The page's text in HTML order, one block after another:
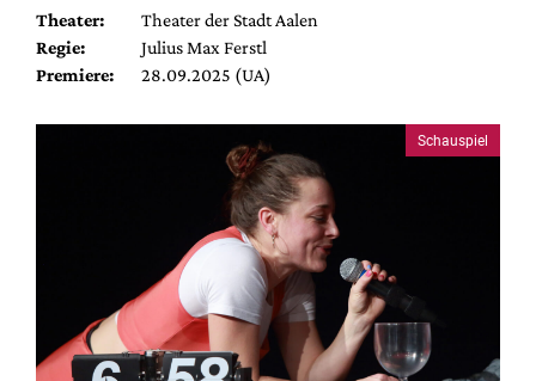
Theater:
Theater der Stadt Aalen
Regie:
Julius Max Ferstl
Premiere:
28.09.2025 (UA)
Schauspiel